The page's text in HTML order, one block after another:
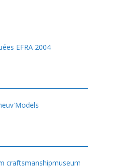
EFRA 2004
craftsmanshipmuseum